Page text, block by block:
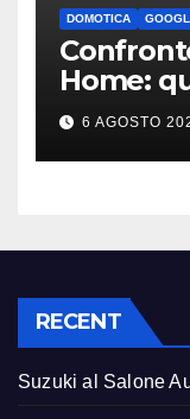
DOMOTICA
Home:
migliore
6 AGOSTO
RECENT
Suzuki al Salone